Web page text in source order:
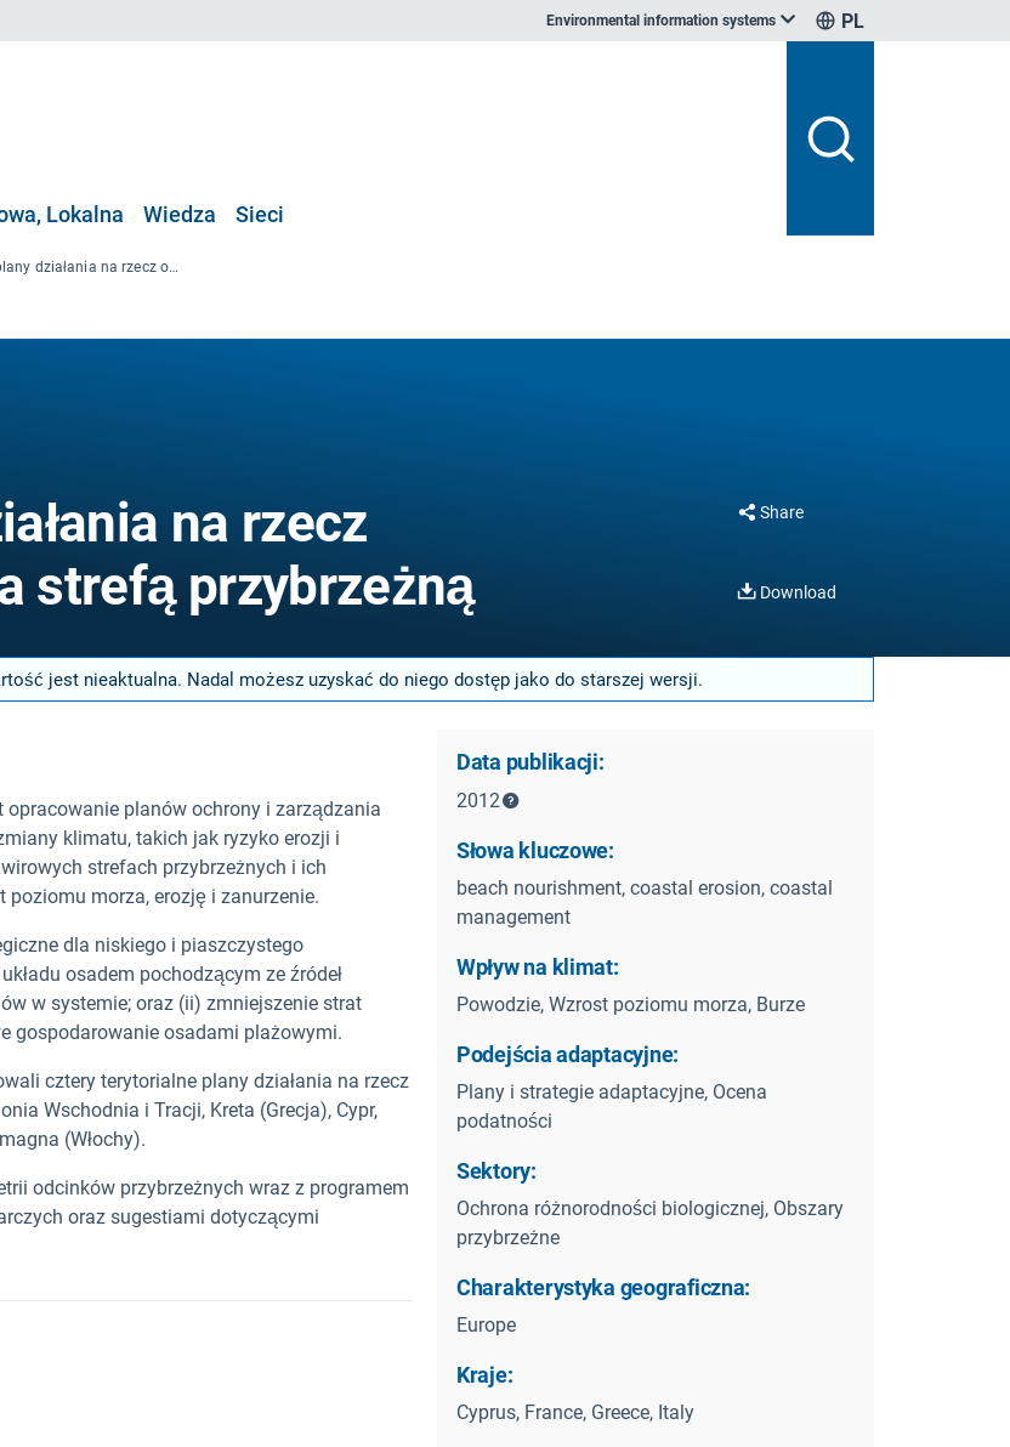
Environmental information systems PL
Lokalna Wiedza Sieci
Terytorialne plany działania na rzecz ochrony i zarządzania strefą przybrzeżną
na rzecz
strefą przybrzeżną
Share
Download
jest nieaktualna. Nadal możesz uzyskać do niego dostęp jako do starszej wersji.
opracowanie planów ochrony i zarządzania
klimatu, takich jak ryzyko erozji i
strefach przybrzeżnych i ich
morza, erozję i zanurzenie.
dla niskiego i piaszczystego
osadem pochodzącym ze źródeł
w systemie; oraz (ii) zmniejszenie strat
gospodarowanie osadami plażowymi.
cztery terytorialne plany działania na rzecz
Wschodnia i Tracji, Kreta (Grecja), Cypr,
(Włochy).
odcinków przybrzeżnych wraz z programem
oraz sugestiami dotyczącymi
Data publikacji:
2012
Słowa kluczowe:
beach nourishment, coastal erosion, coastal
management
Wpływ na klimat:
Powodzie, Wzrost poziomu morza, Burze
Podejścia adaptacyjne:
Plany i strategie adaptacyjne, Ocena
podatności
Sektory:
Ochrona różnorodności biologicznej, Obszary
przybrzeżne
Charakterystyka geograficzna:
Europe
Kraje:
Cyprus, France, Greece, Italy